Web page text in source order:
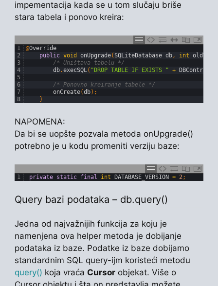
impementacija kada se u tom slučaju briše
stara tabela i ponovo kreira:
1
2
3
4
5
6
7
8
@Override
public void onUpgrade(SQLiteDatabase db, int
/* Uništava tabelu */
db.execSQL( "DROP TABLE IF EXISTS " + DBContract
/* Ponovno kreiranje tabele */
onCreate(db) ;
}
NAPOMENA:
Da bi se uopšte pozvala metoda onUpgrade()
potrebno je u kodu promeniti verziju baze:
1 private static final int DATABASE_VERSION = 2;
Query bazi podataka – db.query()
Jedna od najvažnijih funkcija za koju je
namenjena ova helper metoda je dobijanje
podataka iz baze. Podatke iz baze dobijamo
standardnim SQL query-ijm koristeći metodu
query() koja vraća Cursor objekat. Više o